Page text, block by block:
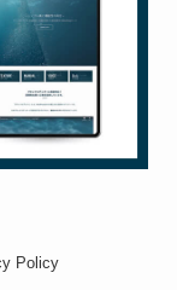
Policy